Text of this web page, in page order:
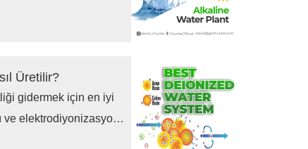
Üretilir?
gidermek için en iyi
ve elektrodiyonizasyon